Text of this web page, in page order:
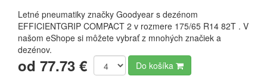
Letné pneumatiky značky Goodyear s dezénom
EFFICIENTGRIP COMPACT 2 v rozmere 175/65 R14 82T . V
našom eShope si môžete vybrať z mnohých značiek a
dezénov.
od 77.73 € Do košíka